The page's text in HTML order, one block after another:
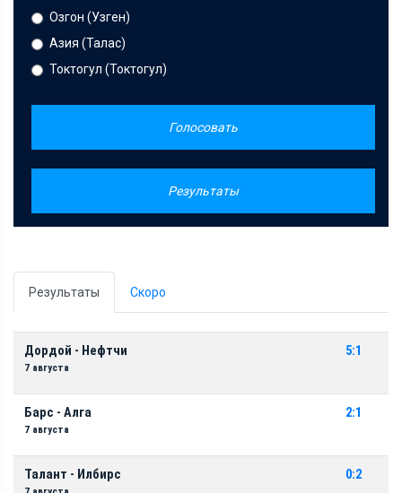
Озгон (Узген)
Азия (Талас)
Токтогул (Токтогул)
Голосовать
Результаты
Результаты Скоро
Дордой - Нефтчи
7 августа
5:1
Барс - Алга
7 августа
2:1
Талант - Илбирс 0:2